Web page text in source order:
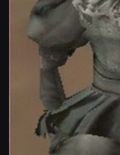
Скин Пеннивайза (
Тот самый Пеннивайз из
Andreas.
Admin